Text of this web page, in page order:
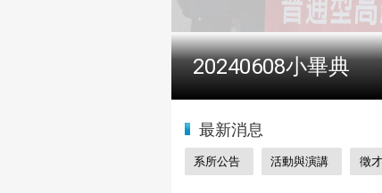
2024全國物理學科
最新消息
系所公告 活動與演講 徵